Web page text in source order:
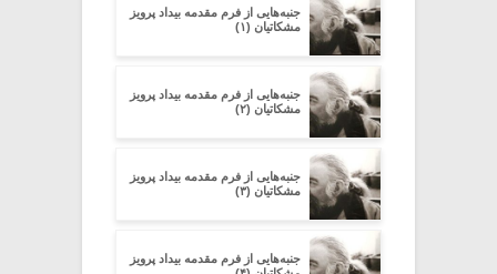
جنبه‌هایی از فرم مقدمه‌ بیداد پرویز
مشکاتیان (۱)
جنبه‌هایی از فرم مقدمه‌ بیداد پرویز
مشکاتیان (۲)
جنبه‌هایی از فرم مقدمه‌ بیداد پرویز
مشکاتیان (۳)
جنبه‌هایی از فرم مقدمه‌ بیداد پرویز